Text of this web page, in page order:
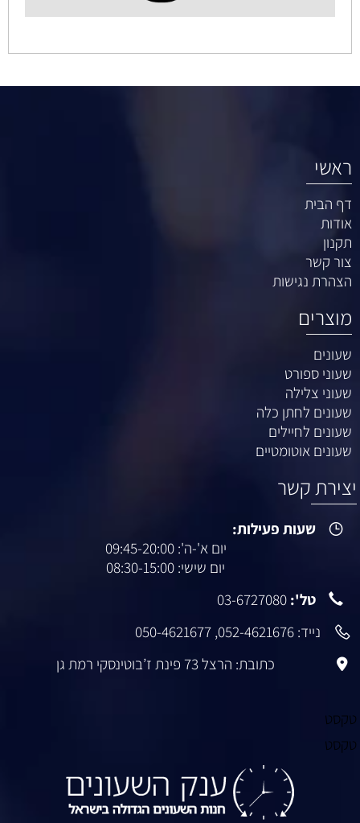
ראשי
דף הבית
אודות
תקנון
צור קשר
הצהרת נגישות
מוצרים
שעונים
שעוני ספורט
שעוני צלילה
שעונים לחתן כלה
שעונים לחיילים
שעונים אוטומטיים
יצירת קשר
שעות פעילות:
יום א'-ה': 09:45-20:00
יום שישי: 08:30-15:00
טל': 03-6727080
נייד: 052-4621676
,
050-4621677
כתובת: הרצל 73 פינת ז’בוטינסקי רמת גן
טקסט
טקסט